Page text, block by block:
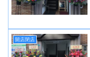
開店閉店